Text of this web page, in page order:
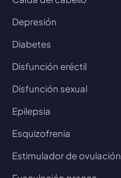
Depresión
Diabetes
Disfunción eréctil
Disfunción sexual
Epilepsia
Esquizofrenia
Estimulador de ovulación